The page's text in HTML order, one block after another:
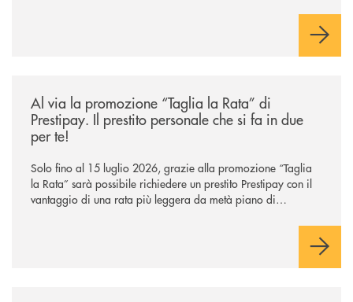
Al via la promozione “Taglia la Rata” di
Prestipay. Il prestito personale che si fa in due
per te!
Solo fino al 15 luglio 2026, grazie alla promozione “Taglia
la Rata” sarà possibile richiedere un prestito Prestipay con il
vantaggio di una rata più leggera da metà piano di